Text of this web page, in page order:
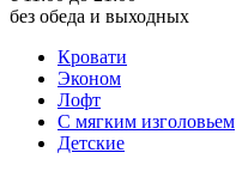
без обеда и выходных
Кровати
Эконом
Лофт
С мягким изголовьем
Детские